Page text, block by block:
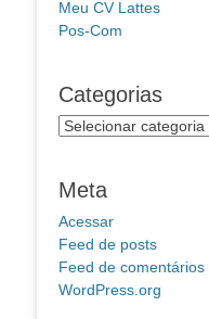
Meu CV Lattes
Pos-Com
Categorias
Categorias
Meta
Acessar
Feed de posts
Feed de comentários
WordPress.org